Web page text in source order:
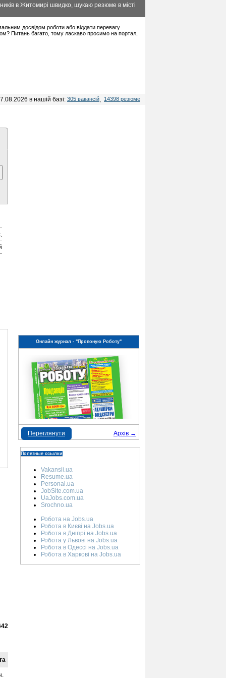
в Житомирі швидко, шукаю резюме в місті
досвідом роботи або віддати перевагу
Питань багато, тому ласкаво просимо на портал,
в нашій базі: 305 вакансій, 14398 резюме
Онлайн журнал - "Пропоную Роботу"
Архів →
Переглянути
Полезные ссылки
Vakansii.ua
Resume.ua
Personal.ua
JobSite.com.ua
UaJobs.com.ua
Srochno.ua
Робота на Jobs.ua
Робота в Києві на Jobs.ua
Робота в Дніпрі на Jobs.ua
Робота у Львові на Jobs.ua
Робота в Одессі на Jobs.ua
Робота в Харкові на Jobs.ua